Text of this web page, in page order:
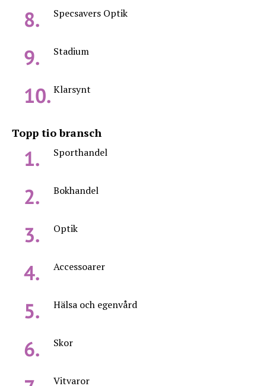
Specsavers Optik
Stadium
Klarsynt
Topp tio bransch
Sporthandel
Bokhandel
Optik
Accessoarer
Hälsa och egenvård
Skor
Vitvaror